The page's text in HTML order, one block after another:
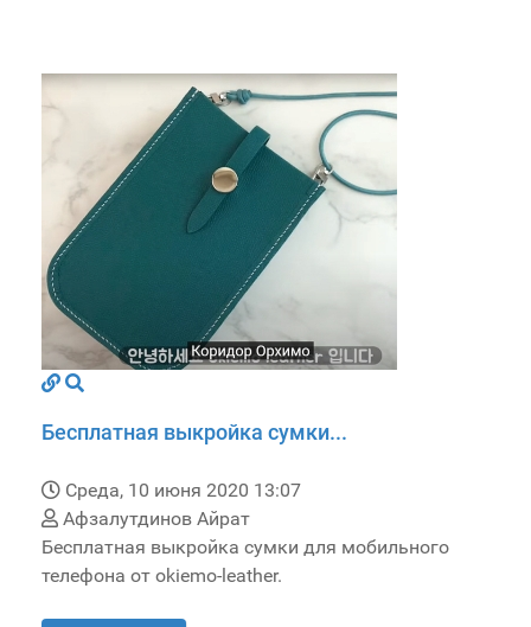
Бесплатная выкройка сумки...
Среда, 10 июня 2020 13:07
Афзалутдинов Айрат
Бесплатная выкройка сумки для мобильного
телефона от okiemo-leather.